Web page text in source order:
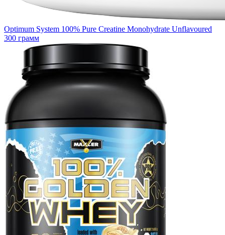
Optimum System 100% Pure Creatine Monohydrate Unflavoured
300 грамм